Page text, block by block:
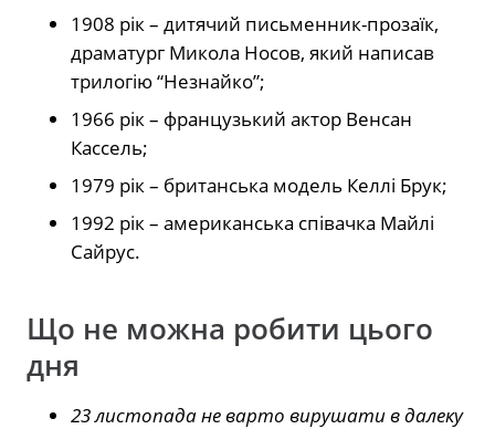
1908 рік – дитячий письменник-прозаїк,
драматург Микола Носов, який написав
трилогію “Незнайко”;
1966 рік – французький актор Венсан
Кассель;
1979 рік – британська модель Келлі Брук;
1992 рік – американська співачка Майлі
Сайрус.
Що не можна робити цього
дня
23 листопада не варто вирушати в далеку